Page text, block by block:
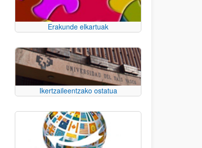
Erakunde elkartuak
Ikertzaileentzako ostatua